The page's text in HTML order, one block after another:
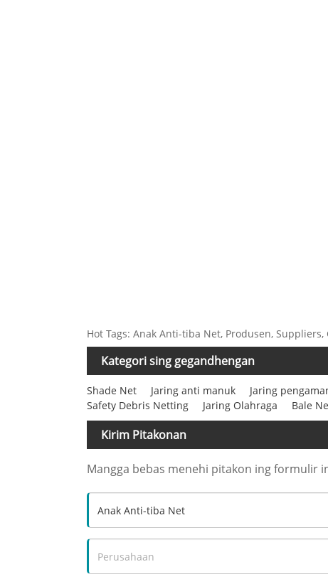
Hot Tags: Anak Anti-tiba Net, Produsen,
Kategori sing gegandhengan
Shade Net Jaring anti manuk Jaring
Safety Debris Netting
Jaring Olahraga Bale
Kirim Pitakonan
Mangga bebas menehi pitakon ing formulir